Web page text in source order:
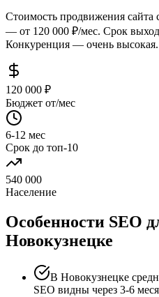
Стоимость продвижения сайта
— от 120 000 ₽/мес. Срок
Конкуренция — очень высокая.
120 000 ₽
Бюджет от/мес
6-12 мес
Срок до топ-10
540 000
Население
Особенности SEO
Новокузнецке
В Новокузнецке
SEO видны через 3-6